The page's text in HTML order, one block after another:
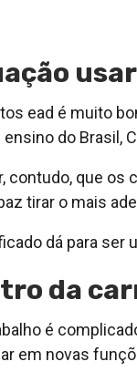
ead é muito
do Brasil,
contudo, que
tirar o mais
dá para ser
da
é
em novas